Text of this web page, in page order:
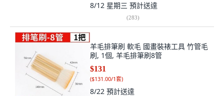
8/12 星期三 預計送達
(283)
羊毛排筆刷 軟毛 國畫裝裱工具 竹管毛
刷, 1個, 羊毛排筆刷8管
$131
($131.00/1套)
8/22 預計送達